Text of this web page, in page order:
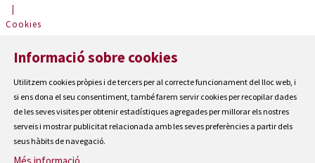
|
Cookies
Contactar
Accessibilitat
Informació sobre cookies
Utilitzem cookies pròpies i de tercers per al correcte funcionament del lloc web, i
si ens dona el seu consentiment, també farem servir cookies per recopilar dades
de les seves visites per obtenir estadístiques agregades per millorar els nostres
serveis i mostrar publicitat relacionada amb les seves preferències a partir dels
seus hàbits de navegació.